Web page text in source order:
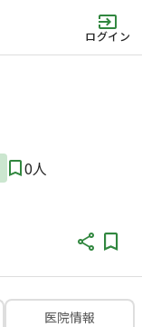
ログイン
0人
医院情報